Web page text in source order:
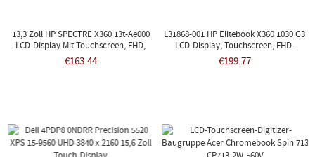
13,3 Zoll HP SPECTRE X360 13t-Ae000
LCD-Display Mit Touchscreen, FHD,
Dunkle Asche
€163.44
L31868-001 HP Elitebook X360 1030 G3
LCD-Display, Touchscreen, FHD-
Baugruppe
€199.77